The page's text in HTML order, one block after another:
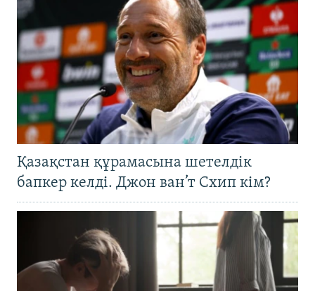
Қазақстан құрамасына шетелдік
бапкер келді. Джон ван’т Схип кім?